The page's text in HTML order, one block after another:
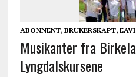
ABONNENT, BRUKERSKAPT,
Musikanter fra
Lyngdalskursene